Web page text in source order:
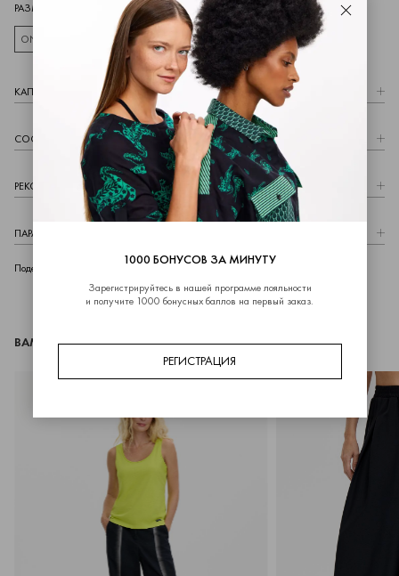
Закрыть
1000 БОНУСОВ ЗА МИНУТУ
Зарегистрируйтесь в нашей программе лояльности
и получите 1000 бонусных баллов на первый заказ.
РЕГИСТРАЦИЯ
РАЗМЕР
ONESIZE
КАПCУЛА
СОСТАВ
РЕКОМЕНДАЦИИ ПО УХОДУ
ПАРАМЕТРЫ МОДЕЛИ
Поделиться whatsapp
vk
ВАМ МОЖЕТ ПОНРАВИТЬСЯ